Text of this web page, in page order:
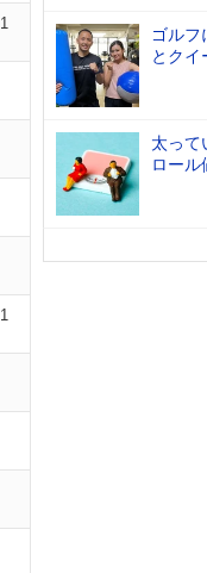
ゴルフ
とクイ
太って
ロール